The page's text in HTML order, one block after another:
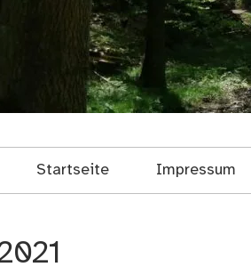
Startseite Impressum